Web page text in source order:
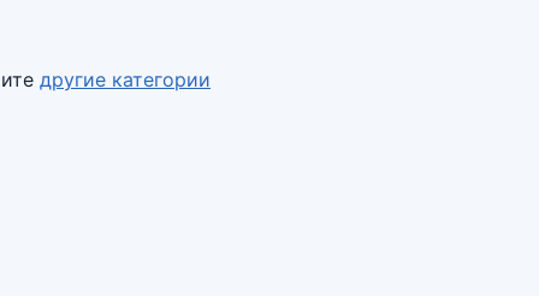
другие категории